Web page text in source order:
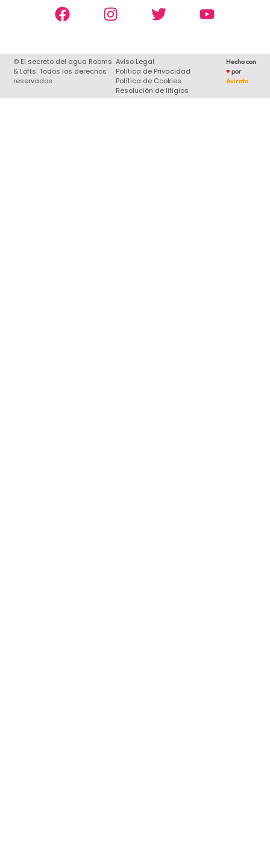
© El secreto del agua Rooms
& Lofts. Todos los derechos
reservados
Aviso Legal
Política de Privacidad
Política de Cookies
Resolución de litigios
Hecho con
♥ por
Avirato